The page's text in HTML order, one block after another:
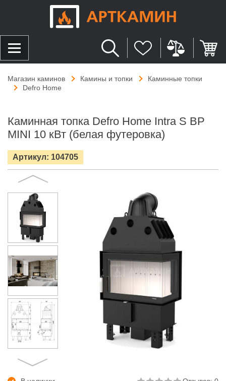
Магазин каминов Камины и топки
Каминные топки
Defro Home
Каминная топка Defro Home Intra S BP
MINI 10 кВт (белая футеровка)
Артикул: 104705